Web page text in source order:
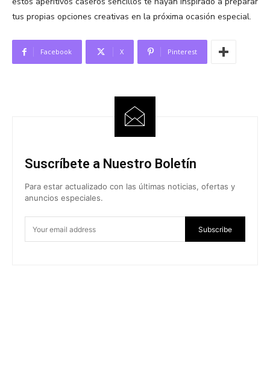
tus propias opciones creativas en la próxima ocasión especial.
Facebook X Pinterest
Suscríbete a Nuestro Boletín
Para estar actualizado con las últimas noticias, ofertas y
anuncios especiales.
Subscribe